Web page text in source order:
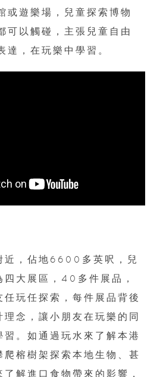
或遊樂場，兒童探索博物
可以觸碰，主張兒童自由
達，在玩樂中學習。
近，佔地6600多英呎，兒
四大展區，40多件展品，
任玩任探索，每件展品背後
理念，讓小朋友在玩樂的同
習。如通過玩水來了解本港
爬榕樹架探索本地生物、甚
解進口食物帶來的影響，